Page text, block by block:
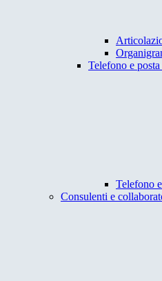
Telefono e
Telefono
Consulenti e